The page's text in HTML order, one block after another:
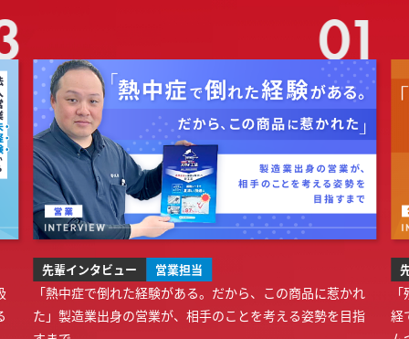
01
先輩インタビュー 営業担当
「熱中症で倒れた経験がある。だから、この商品に惹かれ
た」製造業出身の営業が、相手のことを考える姿勢を目指
経